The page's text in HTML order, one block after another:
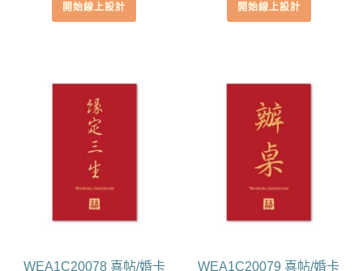
開始線上設計 開始線上設計
WEA1C20078 喜帖/婚卡
WEA1C20079 喜帖/婚卡